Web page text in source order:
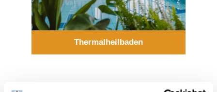
Thermalheilbaden